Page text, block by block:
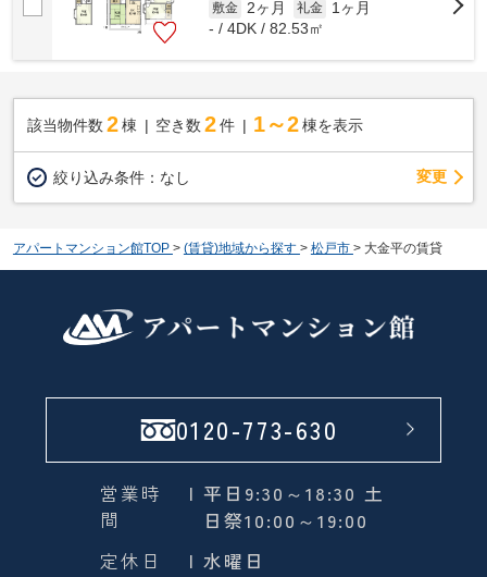
敷金 2ヶ月 礼金
1ヶ月
- / 4DK / 82.53㎡
該当物件数 2棟 空き数 2 件 1～2 棟を表示
絞り込み条件： なし 変更
アパートマンション館TOP > (賃貸)地域から探す > 松戸市 > 大金平の賃貸
0120-773-630
営業時
間
| 平日9:30～18:30 土
日祭10:00～19:00
定休日
| 水曜日